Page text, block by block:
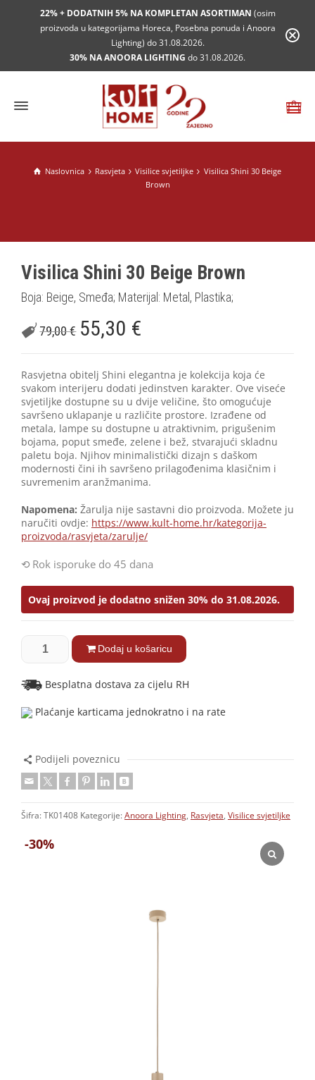
22% + DODATNIH 5% NA KOMPLETAN ASORTIMAN (osim
proizvoda u kategorijama Horeca, Posebna ponuda i Anoora
Lighting) do 31.08.2026.
30% NA ANOORA LIGHTING do 31.08.2026.
Naslovnica Rasvjeta Visilice svjetiljke
Visilica Shini 30 Beige
Brown
-30%
Visilica Shini 30 Beige Brown
Boja: Beige, Smeđa; Materijal: Metal, Plastika;
79,00€ 55,30 €
Rasvjetna obitelj Shini elegantna je kolekcija koja će
svakom interijeru dodati jedinstven karakter. Ove viseće
svjetiljke dostupne su u dvije veličine, što omogućuje
savršeno uklapanje u različite prostore. Izrađene od
metala, lampe su dostupne u atraktivnim, prigušenim
bojama, poput smeđe, zelene i bež, stvarajući skladnu
paletu boja. Njihov minimalistički dizajn s daškom
modernosti čini ih savršeno prilagođenima klasičnim i
suvremenim aranžmanima.
Napomena: Žarulja nije sastavni dio proizvoda. Možete ju
naručiti ovdje: https://www.kult-home.hr/kategorija-
proizvoda/rasvjeta/zarulje/
Rok isporuke do 45 dana
Ovaj proizvod je dodatno snižen 30% do 31.08.2026.
Dodaj u košaricu
Besplatna dostava za cijelu RH
Plaćanje karticama jednokratno i na rate
Podijeli poveznicu
Šifra: TK01408 Kategorije: Anoora Lighting, Rasvjeta, Visilice svjetiljke